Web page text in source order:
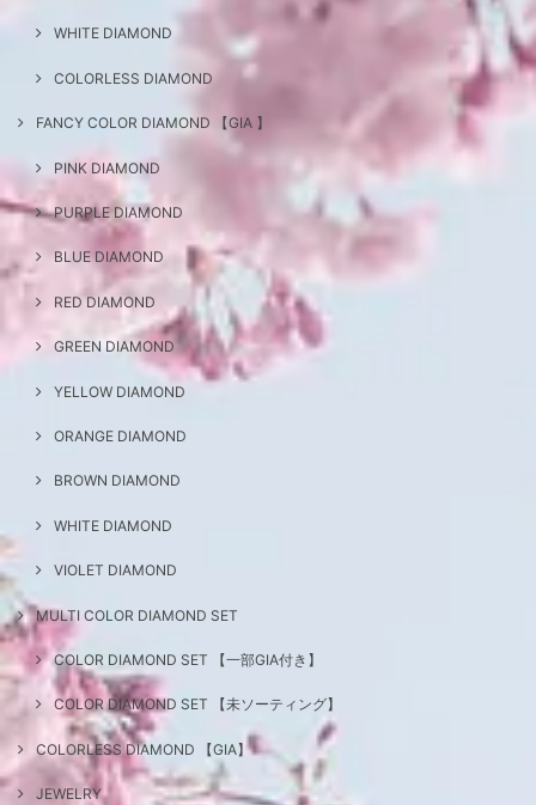
WHITE DIAMOND
COLORLESS DIAMOND
FANCY COLOR DIAMOND 【GIA 】
PINK DIAMOND
PURPLE DIAMOND
BLUE DIAMOND
RED DIAMOND
GREEN DIAMOND
YELLOW DIAMOND
ORANGE DIAMOND
BROWN DIAMOND
WHITE DIAMOND
VIOLET DIAMOND
MULTI COLOR DIAMOND SET
COLOR DIAMOND SET 【一部GIA付き】
COLOR DIAMOND SET 【未ソーティング】
COLORLESS DIAMOND 【GIA】
JEWELRY